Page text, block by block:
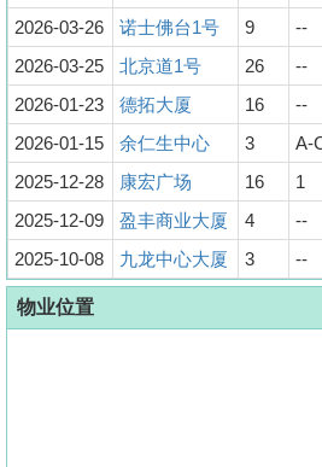
2026-03-26
诺士佛台1号 9 --
2026-03-25
北京道1号 26 --
2026-01-23
德拓大厦 16 --
2026-01-15
余仁生中心 3 A-
2025-12-28
康宏广场 16 1
2025-12-09
盈丰商业大厦 4 --
2025-10-08
九龙中心大厦 3 --
物业位置